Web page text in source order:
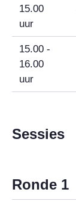
15.00
uur
15.00 -
16.00
uur
Sessies
Ronde 1